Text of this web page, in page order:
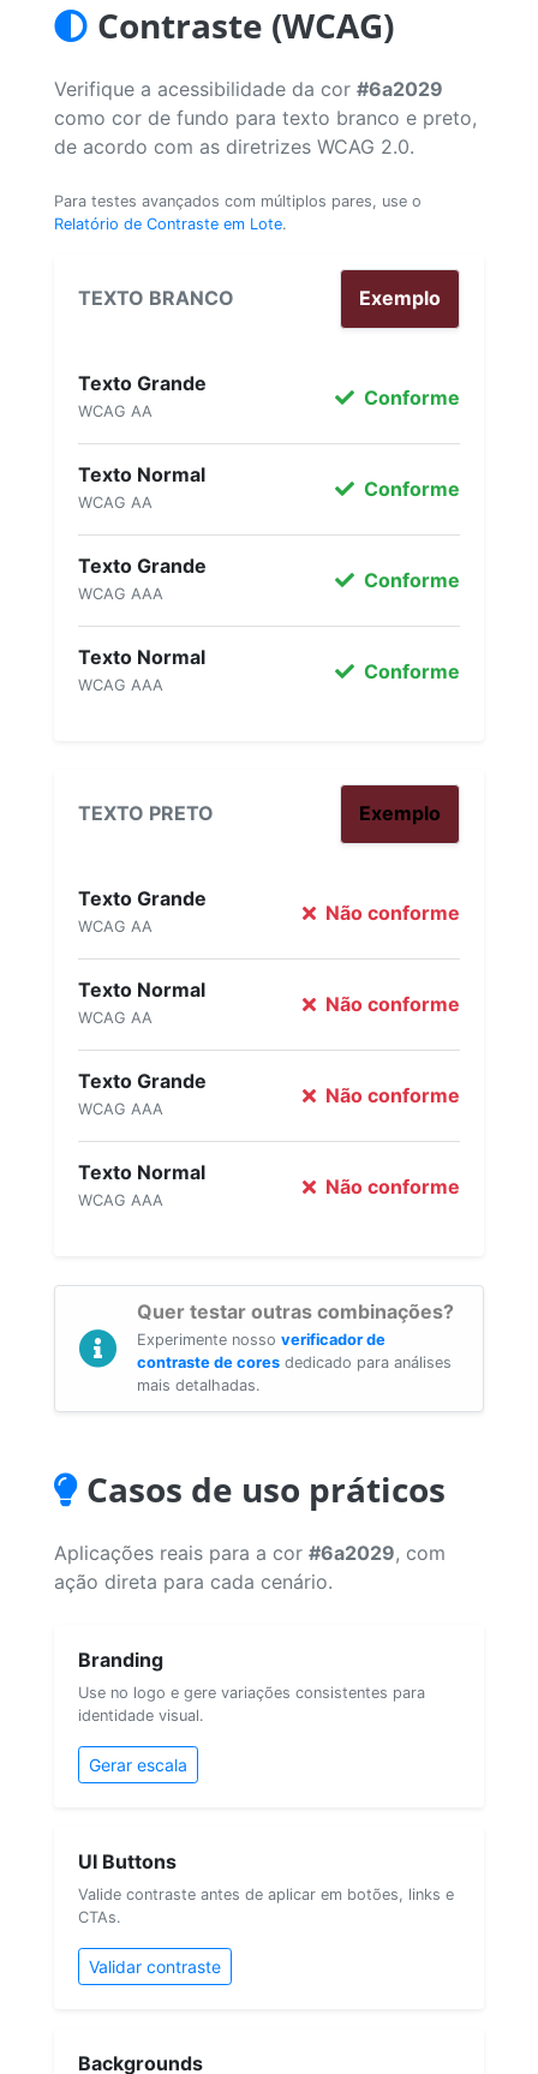
Contraste (WCAG)
Verifique a acessibilidade da cor #6a2029
como cor de fundo para texto branco e preto,
de acordo com as diretrizes WCAG 2.0.
Para testes avançados com múltiplos pares, use o
Relatório de Contraste em Lote.
TEXTO BRANCO Exemplo
Texto Grande
WCAG AA
Conforme
Texto Normal
WCAG AA
Conforme
Texto Grande
WCAG AAA
Conforme
Texto Normal
WCAG AAA
Conforme
TEXTO PRETO Exemplo
Texto Grande
WCAG AA
Não conforme
Texto Normal
WCAG AA
Não conforme
Texto Grande
WCAG AAA
Não conforme
Texto Normal
WCAG AAA
Não conforme
Quer testar outras combinações?
Experimente nosso verificador de
contraste de cores dedicado para análises
mais detalhadas.
Casos de uso práticos
Aplicações reais para a cor #6a2029, com
ação direta para cada cenário.
Branding
Use no logo e gere variações consistentes para
identidade visual.
Gerar escala
UI Buttons
Valide contraste antes de aplicar em botões, links e
CTAs.
Validar contraste
Backgrounds